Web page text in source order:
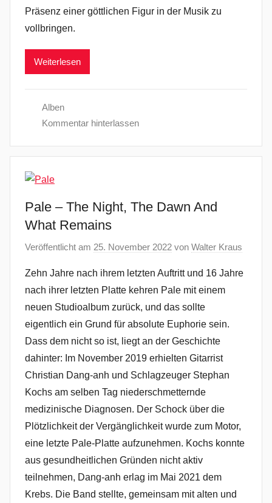
Präsenz einer göttlichen Figur in der Musik zu
vollbringen.
Weiterlesen
Alben
Kommentar hinterlassen
Pale – The Night, The Dawn And
What Remains
Veröffentlicht am 25. November 2022 von Walter Kraus
Zehn Jahre nach ihrem letzten Auftritt und 16 Jahre
nach ihrer letzten Platte kehren Pale mit einem
neuen Studioalbum zurück, und das sollte
eigentlich ein Grund für absolute Euphorie sein.
Dass dem nicht so ist, liegt an der Geschichte
dahinter: Im November 2019 erhielten Gitarrist
Christian Dang-anh und Schlagzeuger Stephan
Kochs am selben Tag niederschmetternde
medizinische Diagnosen. Der Schock über die
Plötzlichkeit der Vergänglichkeit wurde zum Motor,
eine letzte Pale-Platte aufzunehmen. Kochs konnte
aus gesundheitlichen Gründen nicht aktiv
teilnehmen, Dang-anh erlag im Mai 2021 dem
Krebs. Die Band stellte, gemeinsam mit alten und